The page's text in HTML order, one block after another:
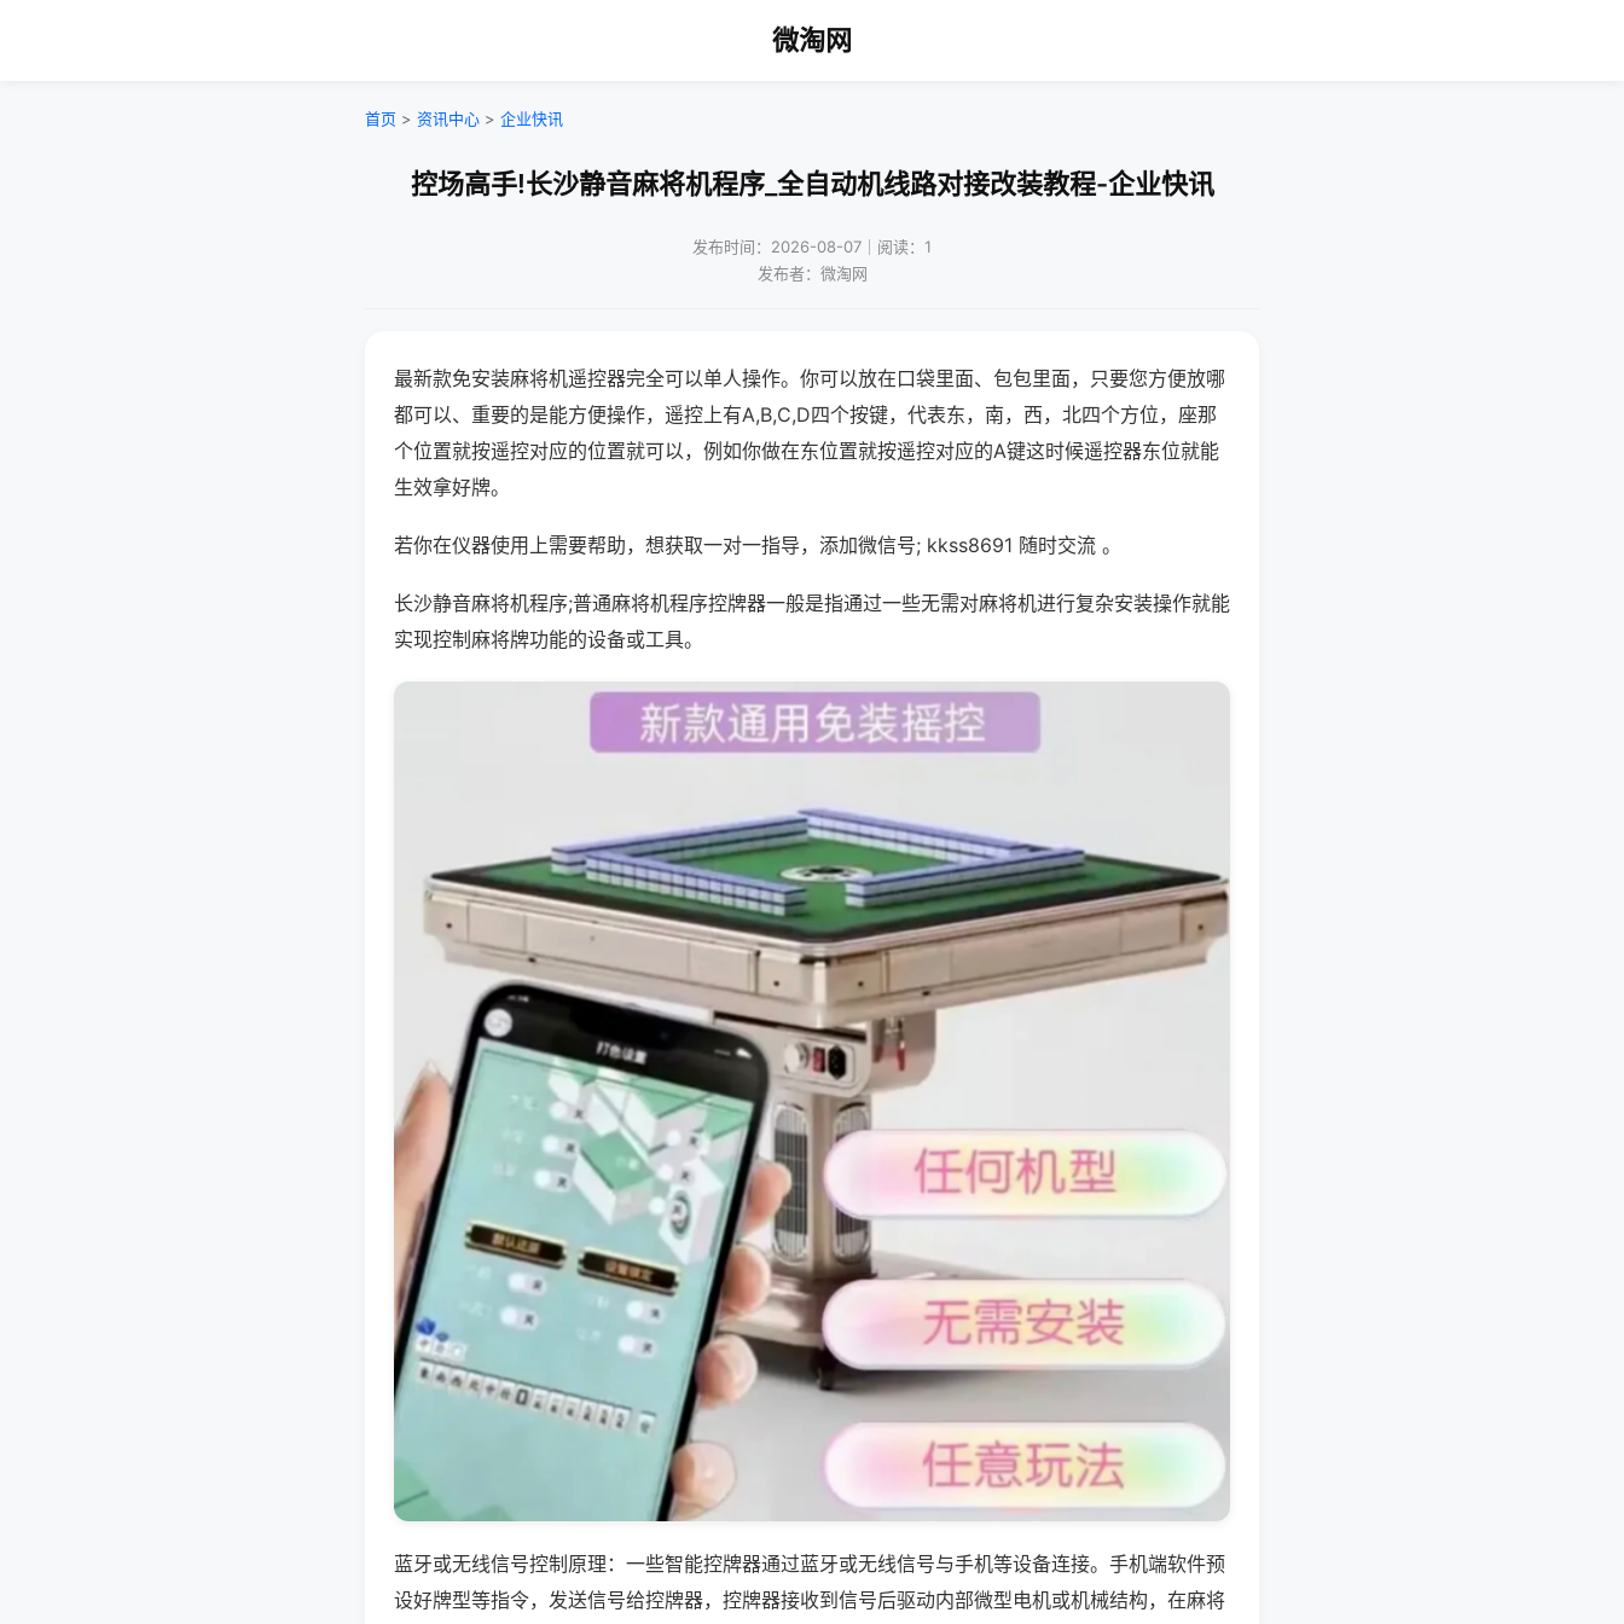
微淘网
首页 > 资讯中心 > 企业快讯
控场高手!长沙静音麻将机程序_全自动机线路对接改装教程-企业快讯
发布时间：2026-08-07｜阅读：1
发布者：微淘网
最新款免安装麻将机遥控器完全可以单人操作。你可以放在口袋里面、包包里面，只要您方便放哪
都可以、重要的是能方便操作，遥控上有A,B,C,D四个按键，代表东，南，西，北四个方位，座那
个位置就按遥控对应的位置就可以，例如你做在东位置就按遥控对应的A键这时候遥控器东位就能
生效拿好牌。
若你在仪器使用上需要帮助，想获取一对一指导，添加微信号; kkss8691 随时交流 。
长沙静音麻将机程序;普通麻将机程序控牌器一般是指通过一些无需对麻将机进行复杂安装操作就能
实现控制麻将牌功能的设备或工具。
蓝牙或无线信号控制原理：一些智能控牌器通过蓝牙或无线信号与手机等设备连接。手机端软件预
设好牌型等指令，发送信号给控牌器，控牌器接收到信号后驱动内部微型电机或机械结构，在麻将